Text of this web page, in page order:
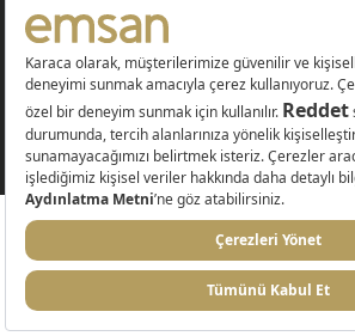
© 2026 EMSAN A.Ş. Tüm Hakları